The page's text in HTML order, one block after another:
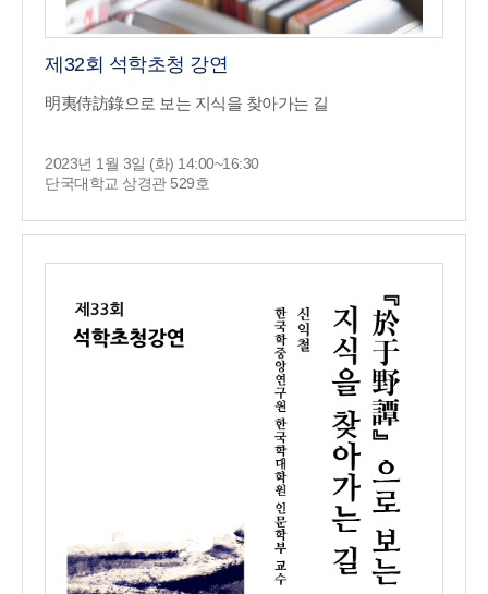
제32회 석학초청 강연
明夷侍訪錄으로 보는 지식을 찾아가는 길
2023년 1월 3일 (화) 14:00~16:30
단국대학교 상경관 529호